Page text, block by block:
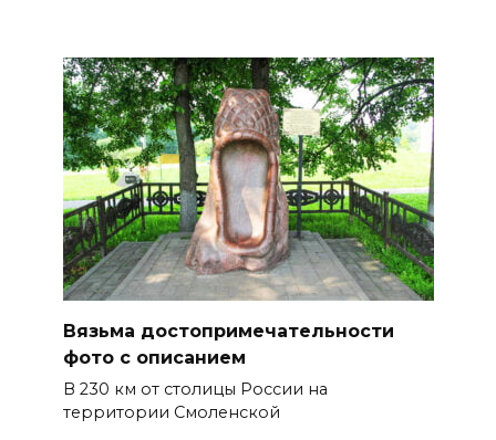
Вязьма достопримечательности
фото с описанием
В 230 км от столицы России на
территории Смоленской